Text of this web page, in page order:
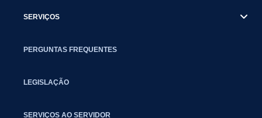
SERVIÇOS
PERGUNTAS FREQUENTES
LEGISLAÇÃO
SERVIÇOS AO SERVIDOR